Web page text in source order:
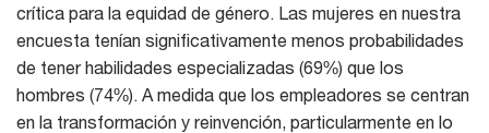
crítica para la equidad de género. Las mujeres en nuestra
encuesta tenían significativamente menos probabilidades
de tener habilidades especializadas (69%) que los
hombres (74%). A medida que los empleadores se centran
en la transformación y reinvención, particularmente en lo